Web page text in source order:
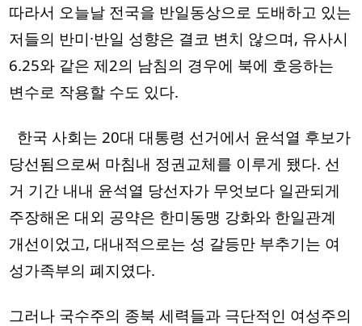
따라서 오늘날 전국을 반일동상으로 도배하고 있는
저들의 반미·반일 성향은 결코 변치 않으며, 유사시
6.25와 같은 제2의 남침의 경우에 북에 호응하는
변수로 작용할 수도 있다.
당선됨으로써 마침내 정권교체를 이루게 됐다. 선
거 기간 내내 윤석열 당선자가 무엇보다 일관되게
주장해온 대외 공약은 한미동맹 강화와 한일관계
개선이었고, 대내적으로는 성 갈등만 부추기는 여
성가족부의 폐지였다.
그러나 국수주의 종북 세력들과 극단적인 여성주의